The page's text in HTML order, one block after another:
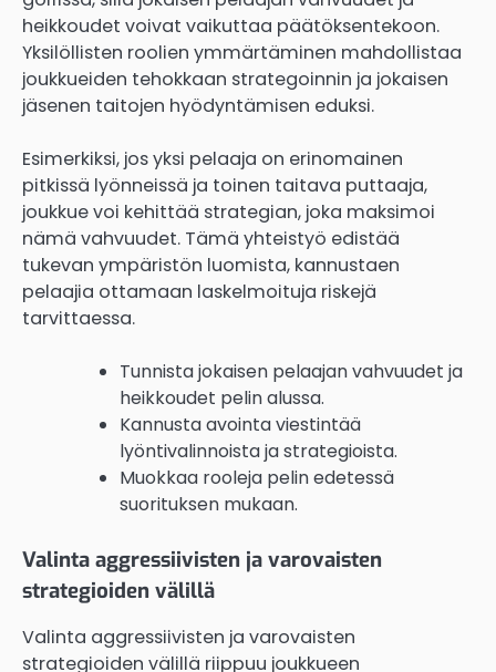
heikkoudet voivat vaikuttaa päätöksentekoon.
Yksilöllisten roolien ymmärtäminen mahdollistaa
joukkueiden tehokkaan strategoinnin ja jokaisen
jäsenen taitojen hyödyntämisen eduksi.
Esimerkiksi, jos yksi pelaaja on erinomainen
pitkissä lyönneissä ja toinen taitava puttaaja,
joukkue voi kehittää strategian, joka maksimoi
nämä vahvuudet. Tämä yhteistyö edistää
tukevan ympäristön luomista, kannustaen
pelaajia ottamaan laskelmoituja riskejä
tarvittaessa.
Tunnista jokaisen pelaajan vahvuudet ja
heikkoudet pelin alussa.
Kannusta avointa viestintää
lyöntivalinnoista ja strategioista.
Muokkaa rooleja pelin edetessä
suorituksen mukaan.
Valinta aggressiivisten ja varovaisten
strategioiden välillä
Valinta aggressiivisten ja varovaisten
strategioiden välillä riippuu joukkueen